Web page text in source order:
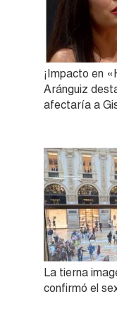
¡Impacto en
Aránguiz
afectaría a
La tierna
confirmó el